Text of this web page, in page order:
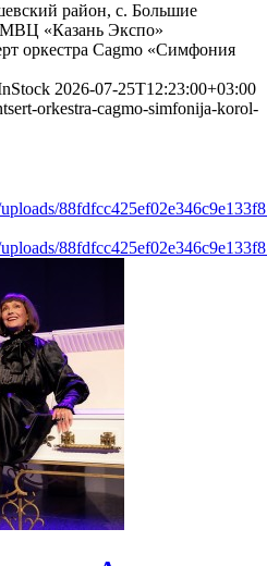
район, с. Большие
МВЦ «Казань Экспо»
оркестра Cagmo «Симфония
2026-07-25T12:23:00+03:00
orkestra-cagmo-simfonija-korol-